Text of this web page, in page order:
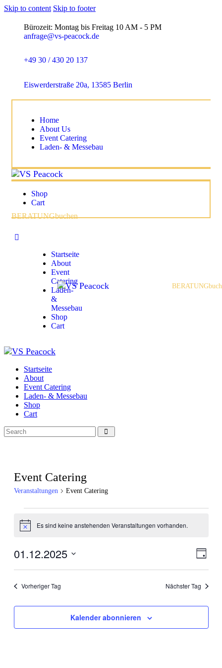
Skip to content Skip to footer
Bürozeit: Montag bis Freitag 10 AM - 5 PM
anfrage@vs-peacock.de
+49 30 / 430 20 137
Eiswerderstraße 20a, 13585 Berlin
Home
About Us
Event Catering
Laden- & Messebau
Shop
Cart
BERATUNGbuchen
Startseite
About
Event
Catering
Laden-
&
Messebau
Shop
Cart
BERATUNG
Startseite
About
Event Catering
Laden- & Messebau
Shop
Cart
Event Catering
Veranstaltungen Event Catering
HinweisEs sind keine anstehenden Veranstaltungen vorhanden.
Tag
01.12.2025
Vorheriger Tag
Nächster Tag
Kalender abonnieren